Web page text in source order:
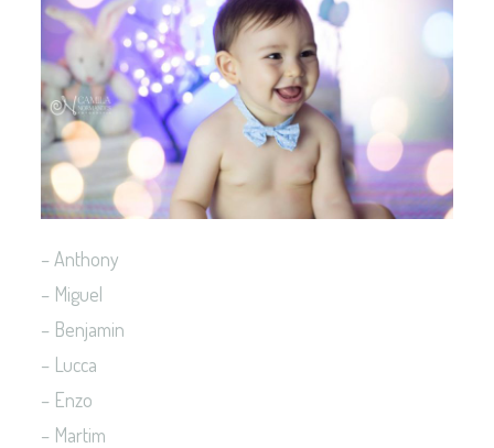
– Anthony
– Miguel
– Benjamin
– Lucca
– Enzo
– Martim